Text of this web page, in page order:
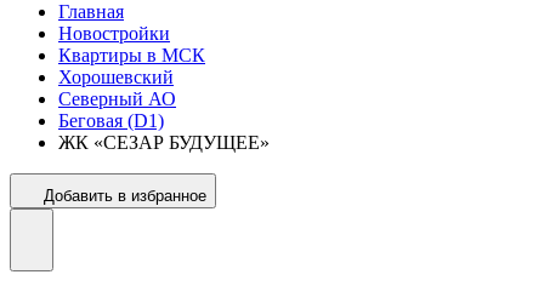
Главная
Новостройки
Квартиры в МСК
Хорошевский
Северный АО
Беговая (D1)
ЖК «СЕЗАР БУДУЩЕЕ»
Добавить в избранное